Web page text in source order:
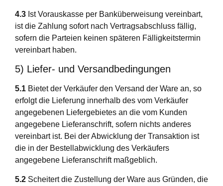
4.3 Ist Vorauskasse per Banküberweisung vereinbart,
ist die Zahlung sofort nach Vertragsabschluss fällig,
sofern die Parteien keinen späteren Fälligkeitstermin
vereinbart haben.
5) Liefer- und Versandbedingungen
5.1 Bietet der Verkäufer den Versand der Ware an, so
erfolgt die Lieferung innerhalb des vom Verkäufer
angegebenen Liefergebietes an die vom Kunden
angegebene Lieferanschrift, sofern nichts anderes
vereinbart ist. Bei der Abwicklung der Transaktion ist
die in der Bestellabwicklung des Verkäufers
angegebene Lieferanschrift maßgeblich.
5.2 Scheitert die Zustellung der Ware aus Gründen, die